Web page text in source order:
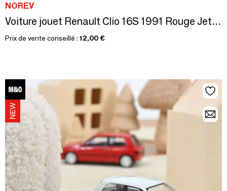
NOREV
Voiture jouet Renault Clio 16S 1991 Rouge Jet-car 1/43
Prix de vente conseillé : 12,00 €